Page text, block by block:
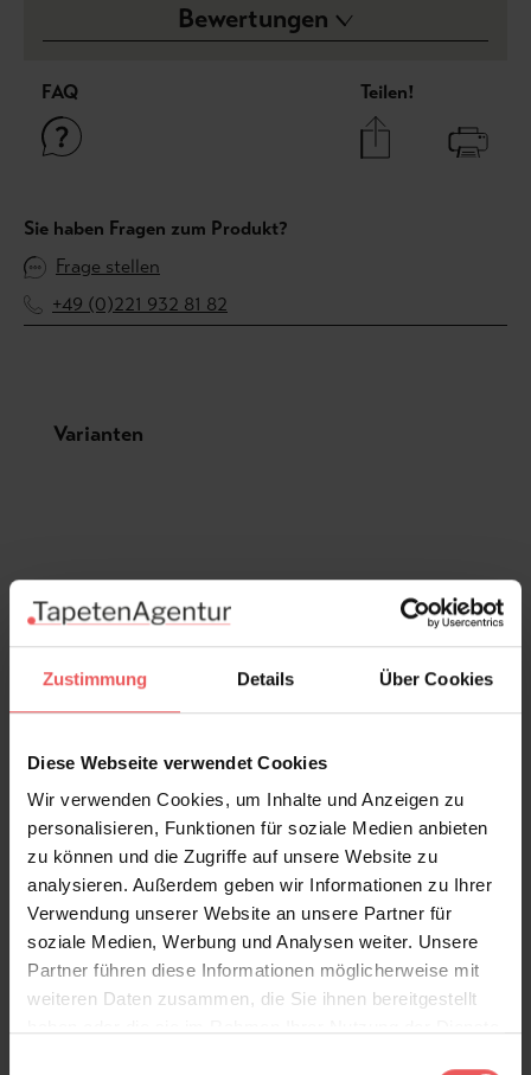
Zustimmung Details Über Cookies
Diese Webseite verwendet Cookies
Wir verwenden Cookies, um Inhalte und Anzeigen zu
personalisieren, Funktionen für soziale Medien anbieten
zu können und die Zugriffe auf unsere Website zu
analysieren. Außerdem geben wir Informationen zu Ihrer
Verwendung unserer Website an unsere Partner für
soziale Medien, Werbung und Analysen weiter. Unsere
Partner führen diese Informationen möglicherweise mit
weiteren Daten zusammen, die Sie ihnen bereitgestellt
Bewertungen
FAQ Teilen!
Sie haben Fragen zum Produkt?
Frage stellen
+49 (0)221 932 81 82
Produktgalerie überspringen
Varianten
Diving Moment, Beige
57,00 €